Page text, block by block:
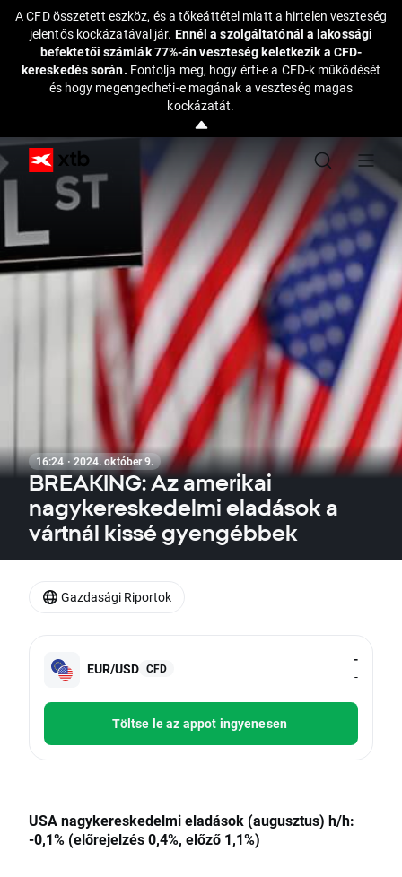
A CFD összetett eszköz, és a tőkeáttétel miatt a hirtelen veszteség
jelentős kockázatával jár. Ennél a szolgáltatónál a lakossági
befektetői számlák 77%-án veszteség keletkezik a CFD-
kereskedés során. Fontolja meg, hogy érti-e a CFD-k működését
és hogy megengedheti-e magának a veszteség magas
kockázatát.
16:24 · 2024. október 9.
BREAKING: Az amerikai
nagykereskedelmi eladások a
vártnál kissé gyengébbek
EUR/USD CFD
-
-
Töltse le az appot ingyenesen
USA nagykereskedelmi eladások (augusztus) h/h:
-0,1% (előrejelzés 0,4%, előző 1,1%)
Gazdasági Riportok